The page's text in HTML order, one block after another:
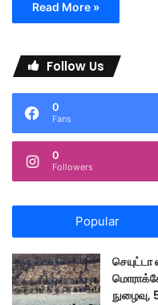
Read More »
Follow Us
0
Fans
0
Followers
Popular
நுழைவு,